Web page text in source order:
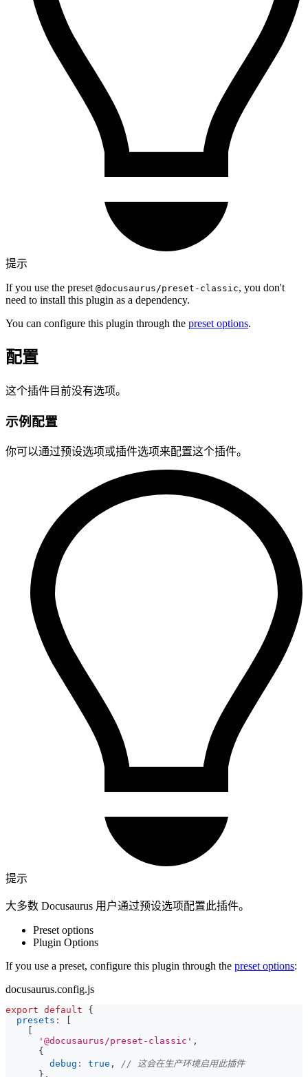
提示
If you use the preset @docusaurus/preset-classic, you don't
need to install this plugin as a dependency.
You can configure this plugin through the preset options.
配置
这个插件目前没有选项。
示例配置
你可以通过预设选项或插件选项来配置这个插件。
提示
大多数 Docusaurus 用户通过预设选项配置此插件。
Preset options
Plugin Options
If you use a preset, configure this plugin through the preset options:
docusaurus.config.js
export default
{
presets :
'@docusaurus/preset-classic' ,
{
debug : true ,
// 这会在生产环境启用此插件
} ,